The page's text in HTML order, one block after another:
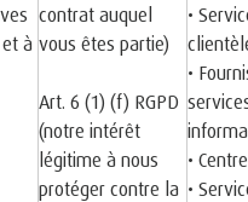
à
contrat auquel
vous êtes partie)
Art. 6 (1) (f) RGPD
(notre intérêt
légitime à nous
protéger contre la
•
•
•
•